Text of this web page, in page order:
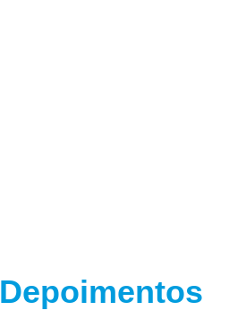
Depoimentos